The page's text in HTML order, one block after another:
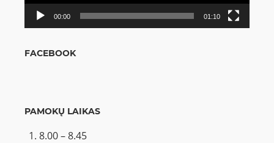
00:00 01:10
FACEBOOK
PAMOKŲ LAIKAS
8.00 – 8.45